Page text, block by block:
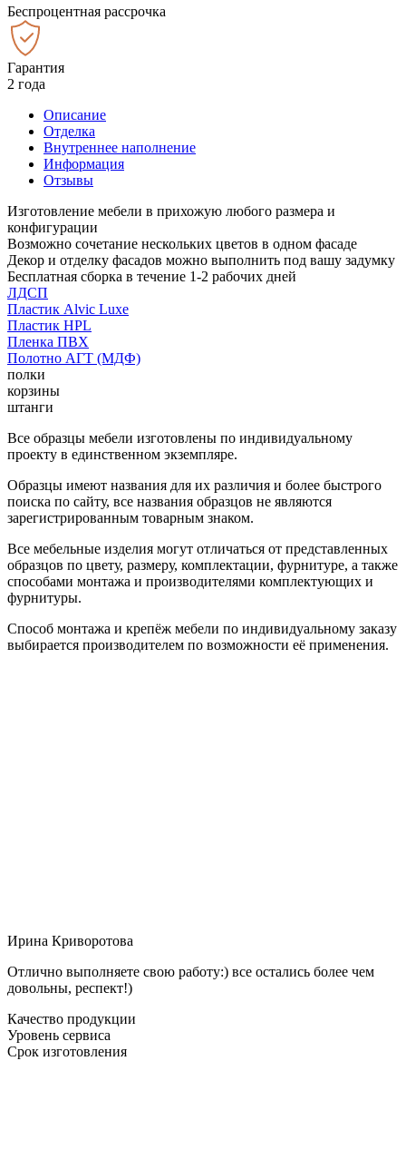
Беспроцентная рассрочка
Гарантия
2 года
Описание
Отделка
Внутреннее наполнение
Информация
Отзывы
Изготовление мебели в прихожую любого размера и
конфигурации
Возможно сочетание нескольких цветов в одном фасаде
Декор и отделку фасадов можно выполнить под вашу задумку
Бесплатная сборка в течение 1-2 рабочих дней
ЛДСП
Пластик Alvic Luxe
Пластик HPL
Пленка ПВХ
Полотно АГТ (МДФ)
полки
корзины
штанги
Все образцы мебели изготовлены по индивидуальному
проекту в единственном экземпляре.
Образцы имеют названия для их различия и более быстрого
поиска по сайту, все названия образцов не являются
зарегистрированным товарным знаком.
Все мебельные изделия могут отличаться от представленных
образцов по цвету, размеру, комплектации, фурнитуре, а также
способами монтажа и производителями комплектующих и
фурнитуры.
Способ монтажа и крепёж мебели по индивидуальному заказу
выбирается производителем по возможности её применения.
Ирина Криворотова
Отлично выполняете свою работу:) все остались более чем
довольны, респект!)
Качество продукции
Уровень сервиса
Срок изготовления